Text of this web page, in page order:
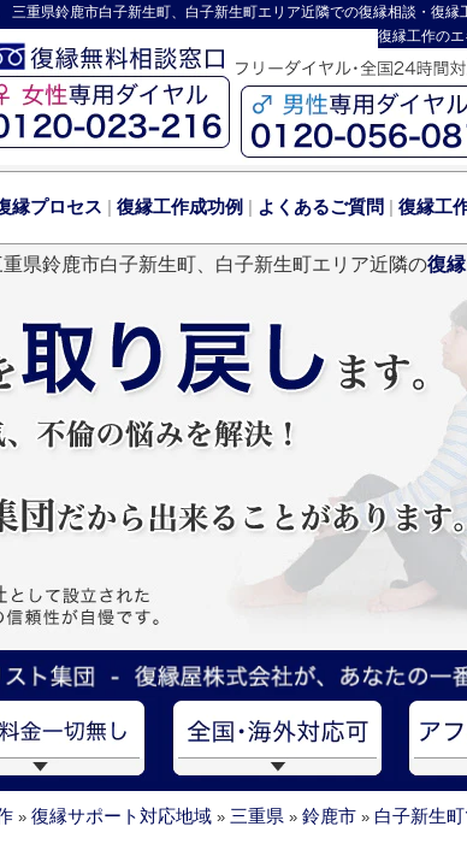
三重県鈴鹿市白子新生町、白子新生町エリア近隣での復縁相談・復縁
復縁工作の
縁プロセス | 復縁工作成功例 | よくあるご質問 | 復縁工
県鈴鹿市白子新生町、白子新生町エリア近隣の復
» 復縁サポート対応地域 » 三重県 » 鈴鹿市 » 白子新生